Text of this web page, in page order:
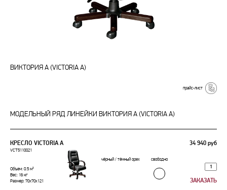
ВИКТОРИЯ А (VICTORIA A)
прайс-лист
МОДЕЛЬНЫЙ РЯД ЛИНЕЙКИ ВИКТОРИЯ А (VICTORIA A)
КРЕСЛО VICTORIA A 34 940 руб
VCT5110021
чёрный / тёмный орех
свободно
Объем: 0.5 м³
Вес: 16 кг
Размер: 70x70x121